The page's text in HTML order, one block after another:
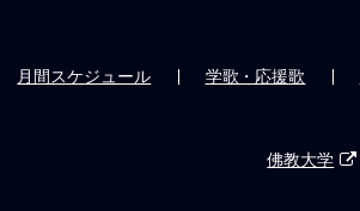
月間スケジュール 学歌・応援歌
佛教大学